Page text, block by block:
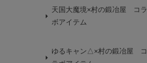
天国大魔境×村の鍛冶屋 コラ
ボアイテム
ゆるキャン△×村の鍛冶屋 コ